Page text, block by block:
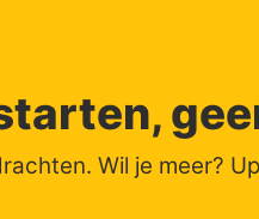
Wil je meer?